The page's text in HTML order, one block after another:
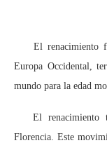
El renacimiento
Europa Occidental,
mundo para la edad
El renacimiento
Florencia. Este